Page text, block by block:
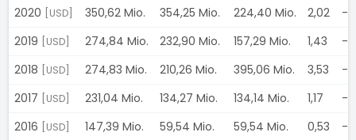
2020
[USD] 350,62 Mio. 354,25 Mio. 224,40 Mio. 2,02
-
2019
[USD] 274,84 Mio. 232,90 Mio. 157,29 Mio. 1,43
-
2018
[USD] 274,83 Mio. 210,26 Mio. 395,06 Mio. 3,53
-
2017
[USD] 231,04 Mio. 134,27 Mio. 134,14 Mio. 1,17
-
2016
[USD] 147,39 Mio. 59,54 Mio. 59,54 Mio. 0,53
-